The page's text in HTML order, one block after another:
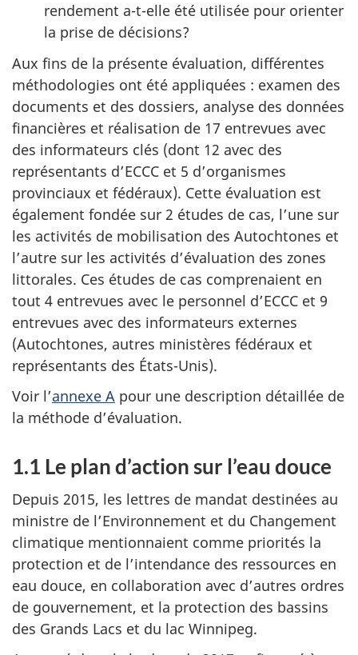
rendement a-t-elle été utilisée pour orienter
la prise de décisions?
Aux fins de la présente évaluation, différentes
méthodologies ont été appliquées : examen des
documents et des dossiers, analyse des données
financières et réalisation de 17 entrevues avec
des informateurs clés (dont 12 avec des
représentants d’ECCC et 5 d’organismes
provinciaux et fédéraux). Cette évaluation est
également fondée sur 2 études de cas, l’une sur
les activités de mobilisation des Autochtones et
l’autre sur les activités d’évaluation des zones
littorales. Ces études de cas comprenaient en
tout 4 entrevues avec le personnel d’ECCC et 9
entrevues avec des informateurs externes
(Autochtones, autres ministères fédéraux et
représentants des États-Unis).
Voir l’annexe A pour une description détaillée de
la méthode d’évaluation.
1.1 Le plan d’action sur l’eau douce
Depuis 2015, les lettres de mandat destinées au
ministre de l’Environnement et du Changement
climatique mentionnaient comme priorités la
protection et de l’intendance des ressources en
eau douce, en collaboration avec d’autres ordres
de gouvernement, et la protection des bassins
des Grands Lacs et du lac Winnipeg.